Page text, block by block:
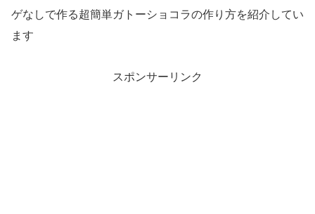
ゲなしで作る超簡単ガトーショコラの作り方を紹介してい
ます
スポンサーリンク